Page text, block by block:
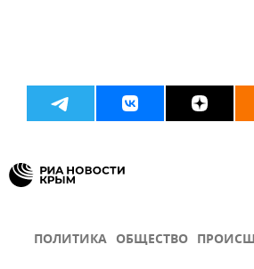
ПОЛИТИКА ОБЩЕСТВО